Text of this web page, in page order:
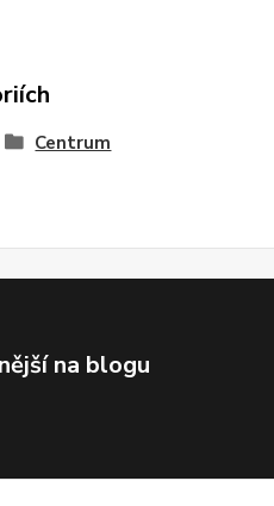
Centrum
na blogu